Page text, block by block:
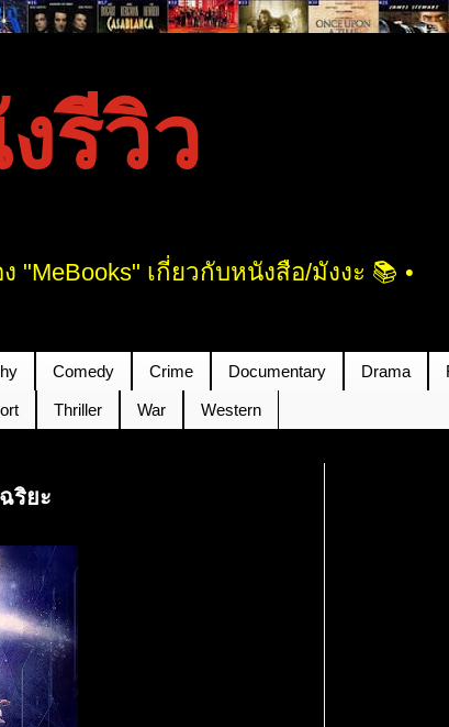
รีวิว
เกี่ยวกับหนังสือ/มังงะ 📚 •
Comedy Crime Documentary Drama
Thriller War Western
ริยะ